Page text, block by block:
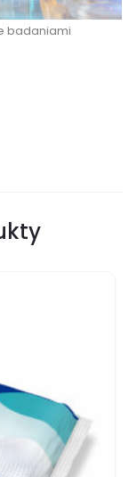
badaniami